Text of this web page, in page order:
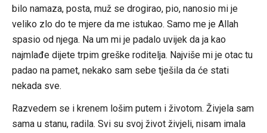
bilo namaza, posta, muž se drogirao, pio, nanosio mi je
veliko zlo do te mjere da me istukao. Samo me je Allah
spasio od njega. Na um mi je padalo uvijek da ja kao
najmlađe dijete trpim greške roditelja. Najviše mi je otac tu
padao na pamet, nekako sam sebe tješila da će stati
nekada sve.
Razvedem se i krenem lošim putem i životom. Živjela sam
sama u stanu, radila. Svi su svoj život živjeli, nisam imala